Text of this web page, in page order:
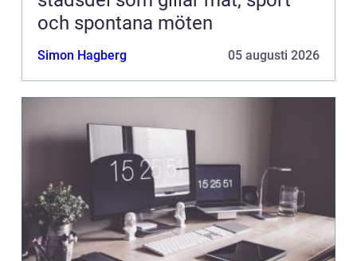
och spontana möten
Simon Hagberg 05 augusti 2026